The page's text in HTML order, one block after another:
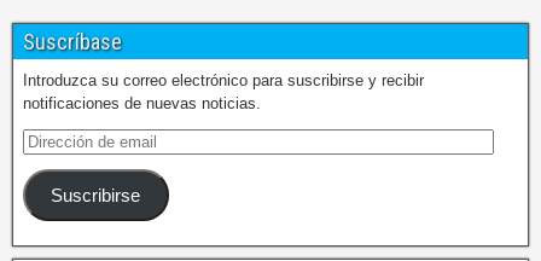
Suscríbase
Introduzca su correo electrónico para suscribirse y recibir
notificaciones de nuevas noticias.
Suscribirse